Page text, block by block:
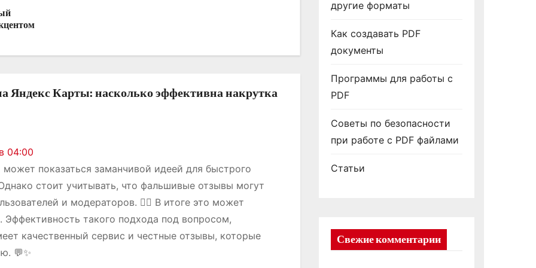
Яндекс Карты: насколько эффективна накрутка
04:00
показаться заманчивой идеей для быстрого
стоит учитывать, что фальшивые отзывы могут
и модераторов. 🕵️‍♂️ В итоге это может
такого подхода под вопросом,
качественный сервис и честные отзывы, которые
💬✨
другие форматы
Как создавать PDF
документы
Программы для работы с
PDF
Советы по безопасности
при работе с PDF файлами
Статьи
Свежие комментарии